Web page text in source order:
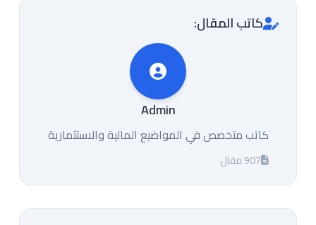
كاتب المقال:
Admin
كاتب متخصص في المواضيع المالية والاستثمارية
907 مقال